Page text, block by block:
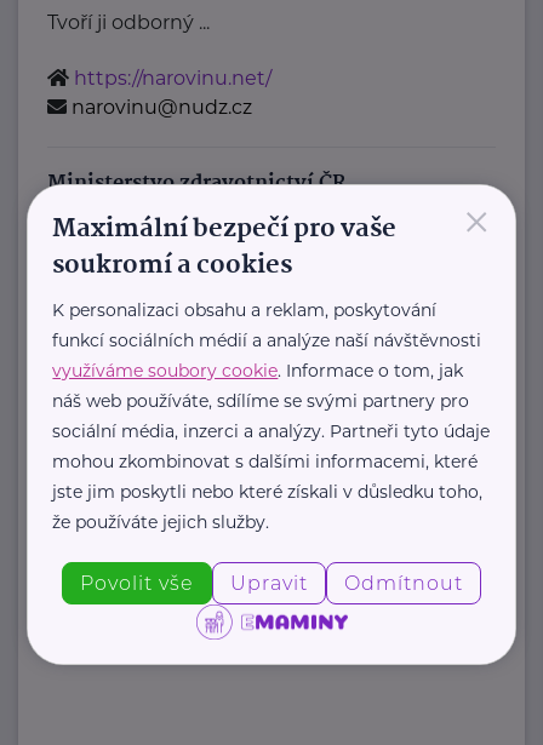
Tvoří ji odborný ...
https://narovinu.net/
narovinu@nudz.cz
Ministerstvo zdravotnictví ČR
Palackého náměstí 375/4 Praha 2
https://www.mzcr.cz/
mzcr@mzcr.cz
Policie ČR
Strojnická 27 Praha 7 - Holešovice
https://www.policie.cz/
+420 974 811 111
pp.tisk@pcr.cz
Zobrazit přehled společností
×
Maximální bezpečí pro vaše
soukromí a cookies
K personalizaci obsahu a reklam, poskytování
funkcí sociálních médií a analýze naší návštěvnosti
využíváme soubory cookie. Informace o tom, jak
náš web používáte, sdílíme se svými partnery pro
sociální média, inzerci a analýzy. Partneři tyto údaje
mohou zkombinovat s dalšími informacemi, které
jste jim poskytli nebo které získali v důsledku toho,
že používáte jejich služby.
Povolit vše Upravit Odmítnout